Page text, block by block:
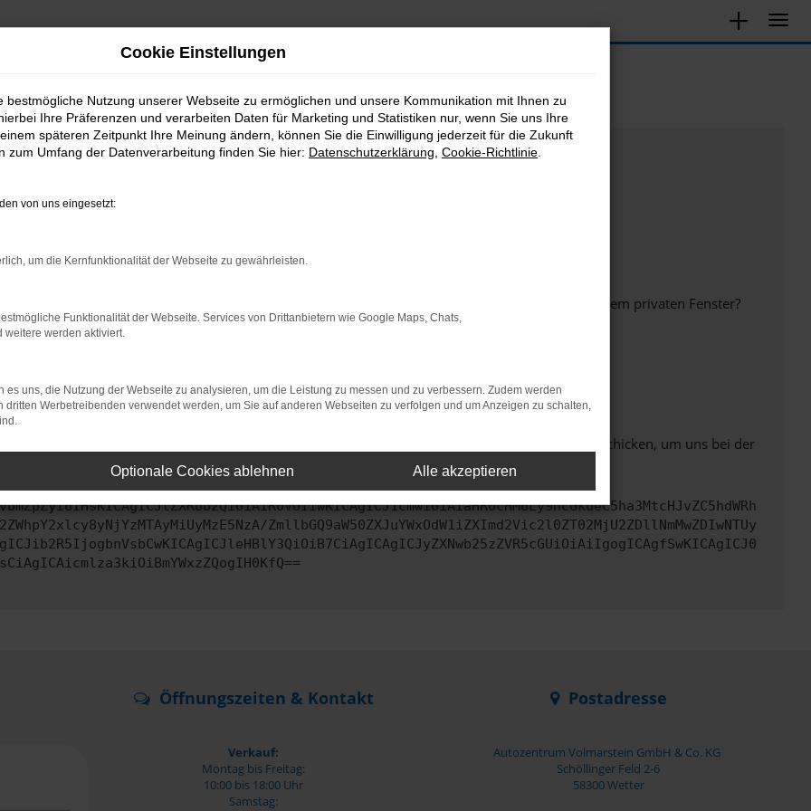
bestimmter Seiten verhindern. Funktioniert die Seite in einem anderen Browser oder in einem privaten Fenster?
beheben.
auf dem neuesten Stand sind.
kann auch dazu führen, dass bestimmte Funktionen nicht mehr unterstützt werden.
uns bitte. Wir werden versuchen, das Problem zu beheben. Du kannst uns diesen Text schicken, um uns bei der
ZmllbGQ9aW50ZXJuYWxOdW1iZXImd2Vic2l0ZT02MjU2ZDllNmMwZDIwNTUy
Öffnungszeiten & Kontakt
Verkauf:
Montag bis Freitag:
10:00 bis 18:00 Uhr
Samstag:
Postadresse
Autozentrum Volmarstein GmbH & Co. KG
Schöllinger Feld 2-6
58300 Wetter
Cookie Einstellungen
bestmögliche Nutzung unserer Webseite zu ermöglichen und unsere Kommunikation mit Ihnen zu
Ihre Präferenzen und verarbeiten Daten für Marketing und Statistiken nur, wenn Sie uns Ihre
späteren Zeitpunkt Ihre Meinung ändern, können Sie die Einwilligung jederzeit für die Zukunft
zum Umfang der Datenverarbeitung finden Sie hier: Datenschutzerklärung Cookie-Richtlinie
von uns eingesetzt:
um die Kernfunktionalität der Webseite zu gewährleisten.
Funktionalität der Webseite. Services von Drittanbietern wie Google Maps, Chats,
weitere werden aktiviert.
es uns, die Nutzung der Webseite zu analysieren, um die Leistung zu messen und zu verbessern. Zudem werden
dritten Werbetreibenden verwendet werden, um Sie auf anderen Webseiten zu verfolgen und um Anzeigen zu schalten,
Optionale Cookies ablehnen Alle akzeptieren